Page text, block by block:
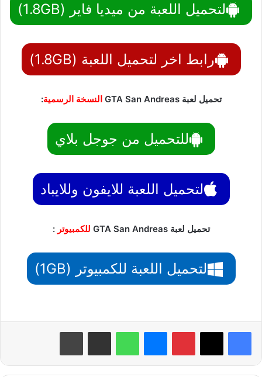
لتحميل اللعبة من ميديا فاير (1.8GB)
رابط اخر لتحميل اللعبة (1.8GB)
تحميل لعبة GTA San Andreas النسخة الرسمية:
للتحميل من جوجل بلاي
لتحميل اللعبة للايفون وللايباد
تحميل لعبة GTA San Andreas للكمبيوتر :
لتحميل اللعبة للكمبيوتر (1GB)
بينتيريست واتساب